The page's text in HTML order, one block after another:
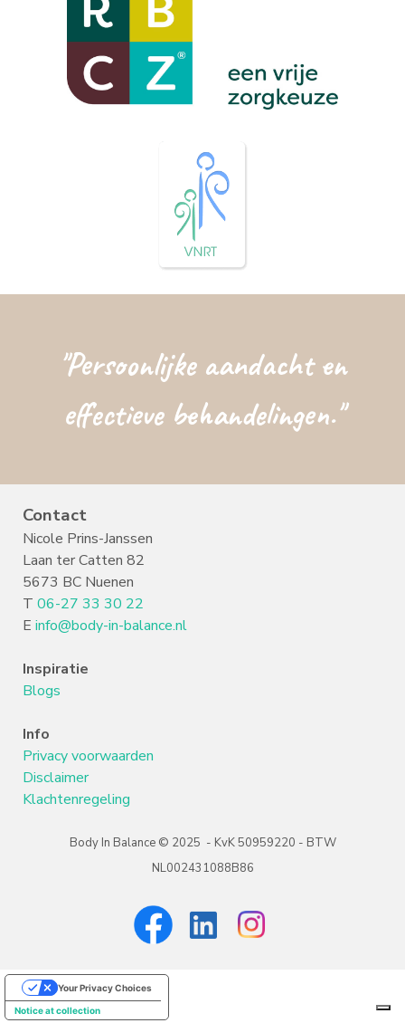
"Persoonlijke aandacht en
effectieve behandelingen."
Contact
Nicole Prins-Janssen
Laan ter Catten 82
5673 BC Nuenen
T 06-27 33 30 22
E info@body-in-balance.nl
Inspiratie
Blogs
Info
Privacy voorwaarden
Disclaimer
Klachtenregeling
Body In Balance © 2025 - KvK 50959220 - BTW
NL002431088B86
Notice at collection
Your Privacy Choices